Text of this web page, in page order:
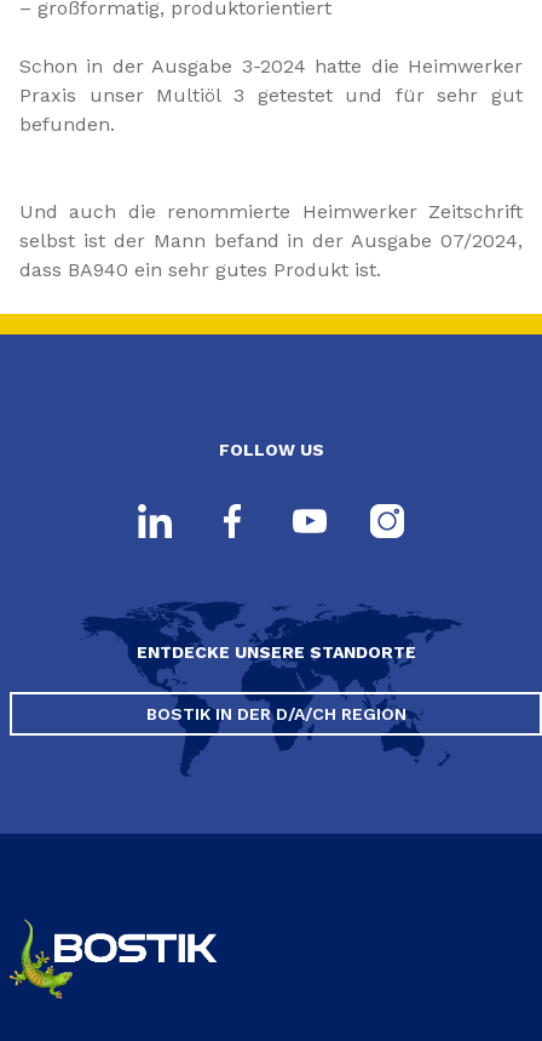
– großformatig, produktorientiert
Schon in der Ausgabe 3-2024 hatte die Heimwerker
Praxis unser Multiöl 3 getestet und für sehr gut
befunden.
Und auch die renommierte Heimwerker Zeitschrift
selbst ist der Mann befand in der Ausgabe 07/2024,
dass BA940 ein sehr gutes Produkt ist.
FOLLOW US
ENTDECKE UNSERE STANDORTE
BOSTIK IN DER D/A/CH REGION